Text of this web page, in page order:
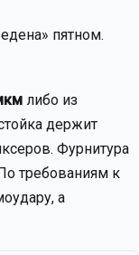
пятном.
либо из
держит
Фурнитура
требованиям к
а